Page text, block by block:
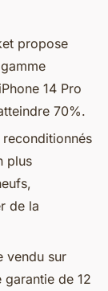
propose
14 Pro
70%.
reconditionnés
plus
de la
vendu sur
de 12